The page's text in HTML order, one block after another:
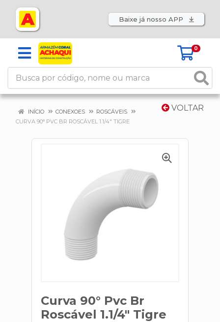
Baixe já nosso APP
0
VOLTAR
INÍCIO CONEXOES
ROSCÁVEIS
CURVA 90° PVC BR ROSCÁVEL 1.1/4" TIGRE
Curva 90° Pvc Br
Roscável 1.1/4" Tigre